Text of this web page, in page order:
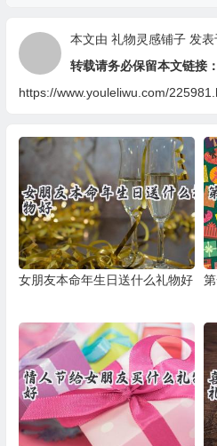
本文由 礼物灵感铺子发表
转载请务必保留本文链接：
https://www.youleliwu.com/
女朋友本命年生日送什么礼物好